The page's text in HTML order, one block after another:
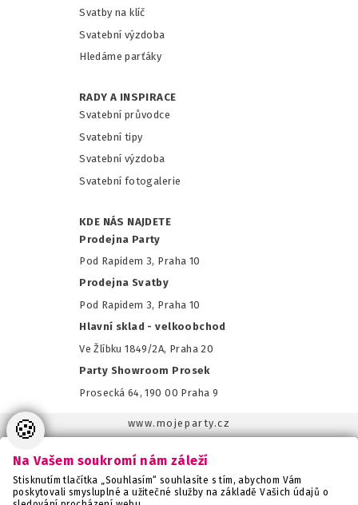
Svatby na klíč
Svatební výzdoba
Hledáme parťáky
RADY A INSPIRACE
Svatební průvodce
Svatební tipy
Svatební výzdoba
Svatební fotogalerie
KDE NÁS NAJDETE
Prodejna Party
Pod Rapidem 3, Praha 10
Prodejna Svatby
Pod Rapidem 3, Praha 10
Hlavní sklad - velkoobchod
Ve Žlíbku 1849/2A, Praha 20
Party Showroom Prosek
Prosecká 64, 190 00 Praha 9
www.mojeparty.cz
www.svatebnivyzdoba.cz
www.detskaparty.cz
🍪
Na Vašem soukromí nám záleží
Stisknutím tlačítka „Souhlasím“ souhlasíte s tím, abychom Vám
poskytovali smysluplné a užitečné služby na základě Vašich údajů o